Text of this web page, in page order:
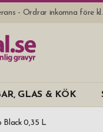
- Ordrar inkomna före
GLAS & KÖK
Black 0,35 L